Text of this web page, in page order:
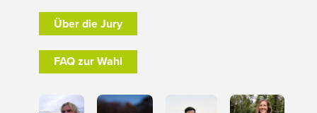
Über die Jury
FAQ zur Wahl